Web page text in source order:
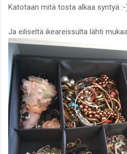
Katotaan mitä tosta alkaa syntyä :-
Ja eiliseltä ikeareissulta lähti